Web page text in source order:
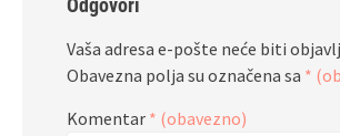
Odgovori
Vaša adresa e-pošte neće biti
Obavezna polja su označena sa *
Komentar * (obavezno)